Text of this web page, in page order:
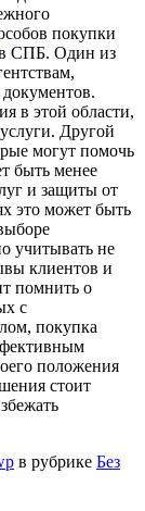
покупки
СПБ. Один из
в этой области,
Другой
могут помочь
быть менее
и защиты от
это может быть
учитывать не
клиентов и
помнить о
с
покупка
положения
стоит
в рубрике Без